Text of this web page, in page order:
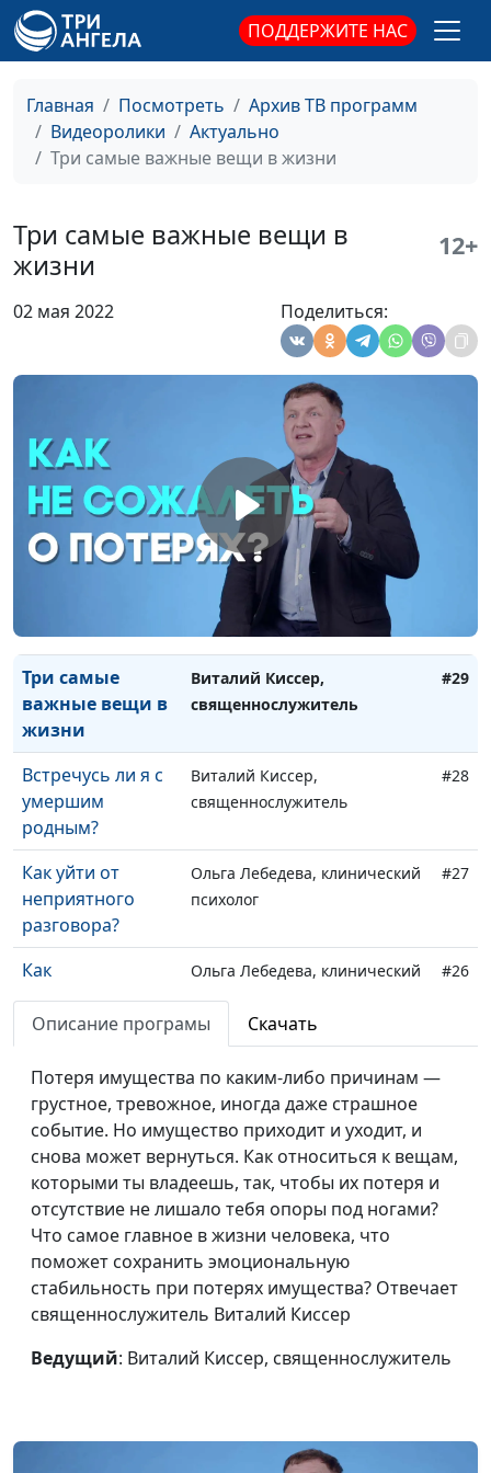
ПОДДЕРЖИТЕ НАС
Главная Посмотреть
Архив ТВ программ
Видеоролики
Актуально
Три самые важные вещи в жизни
Три самые важные вещи в
жизни
12+
02 мая 2022 Поделиться:
со страхом?
священнослужитель
Как сохранить
сбережения?
Дмитрий Агмалов, бизнесмен,
предприниматель
#36
Два совета, как
Дмитрий Агмалов, бизнесмен,
Я лишился
жить дальше?
предприниматель
#34
будущего
Руслан Ларин, коуч, бизнес-
тренер, психолог
#33
Практика: как
справиться с
тревогой?
Руслан Ларин, коуч, бизнес-
тренер, психолог
кризис?
Виталий Киссер,
священнослужитель
Три самые
важные вещи в
жизни
Виталий Киссер,
священнослужитель
#29
Встречусь ли я с
умершим
родным?
Виталий Киссер,
священнослужитель
#28
Как уйти от
неприятного
разговора?
Ольга Лебедева, клинический
психолог
#27
Как
определиться с
будущей
Ольга Лебедева, клинический
психолог
#26
Простой способ
бороться с
Ольга Лебедева, клинический
Как избавиться
от чувства вины?
Ольга Лебедева, клинический
психолог
Как не
тревожиться о
будущем?
Ольга Лебедева, клинический
психолог
Кому помогать в
Сергей Парфенов
#22
священнослужитель
Описание програмы Скачать
Потеря имущества по каким-либо причинам —
грустное, тревожное, иногда даже страшное
событие. Но имущество приходит и уходит, и
снова может вернуться. Как относиться к вещам,
которыми ты владеешь, так, чтобы их потеря и
отсутствие не лишало тебя опоры под ногами?
Что самое главное в жизни человека, что
поможет сохранить эмоциональную
стабильность при потерях имущества? Отвечает
священнослужитель Виталий Киссер
Ведущий: Виталий Киссер, священнослужитель